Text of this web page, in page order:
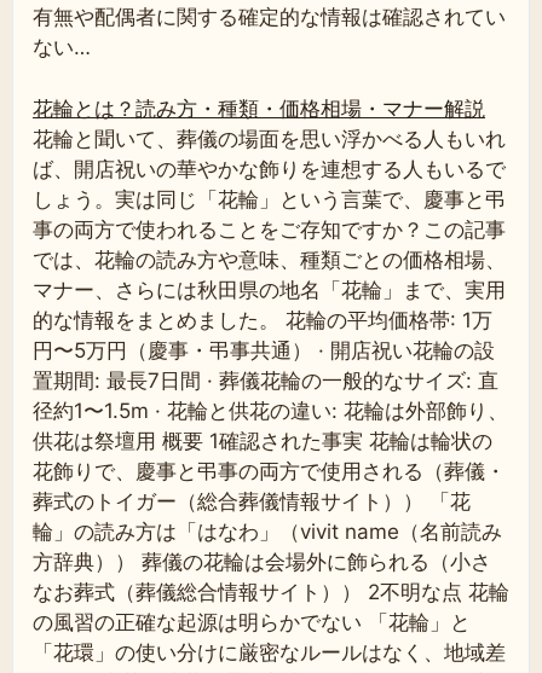
有無や配偶者に関する確定的な情報は確認されてい
ない…
花輪とは？読み方・種類・価格相場・マナー解説
花輪と聞いて、葬儀の場面を思い浮かべる人もいれ
ば、開店祝いの華やかな飾りを連想する人もいるで
しょう。実は同じ「花輪」という言葉で、慶事と弔
事の両方で使われることをご存知ですか？この記事
では、花輪の読み方や意味、種類ごとの価格相場、
マナー、さらには秋田県の地名「花輪」まで、実用
的な情報をまとめました。 花輪の平均価格帯: 1万
円〜5万円（慶事・弔事共通） · 開店祝い花輪の設
置期間: 最長7日間 · 葬儀花輪の一般的なサイズ: 直
径約1〜1.5m · 花輪と供花の違い: 花輪は外部飾り、
供花は祭壇用 概要 1確認された事実 花輪は輪状の
花飾りで、慶事と弔事の両方で使用される（葬儀・
葬式のトイガー（総合葬儀情報サイト）） 「花
輪」の読み方は「はなわ」（vivit name（名前読み
方辞典）） 葬儀の花輪は会場外に飾られる（小さ
なお葬式（葬儀総合情報サイト）） 2不明な点 花輪
の風習の正確な起源は明らかでない 「花輪」と
「花環」の使い分けに厳密なルールはなく、地域差